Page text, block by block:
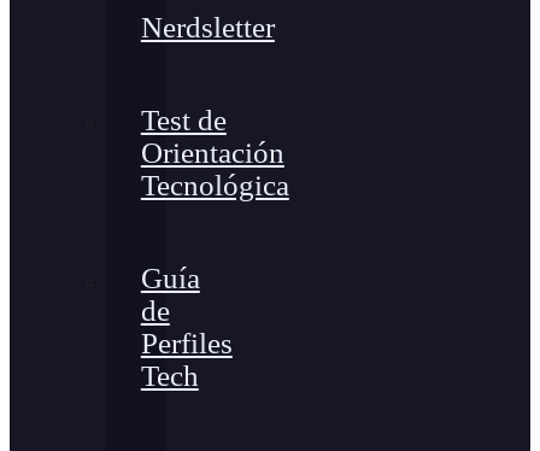
Nerdsletter
Test de
Orientación
Tecnológica
Guía
de
Perfiles
Tech